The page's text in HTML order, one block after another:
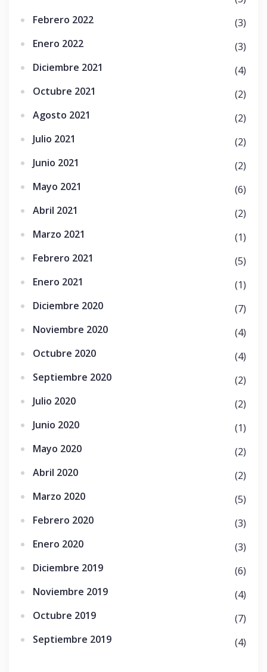
Febrero 2022
(3)
Enero 2022
(3)
Diciembre 2021
(4)
Octubre 2021
(2)
Agosto 2021
(2)
Julio 2021
(2)
Junio 2021
(2)
Mayo 2021
(6)
Abril 2021
(2)
Marzo 2021
(1)
Febrero 2021
(5)
Enero 2021
(1)
Diciembre 2020
(7)
Noviembre 2020
(4)
Octubre 2020
(4)
Septiembre 2020
(2)
Julio 2020
(2)
Junio 2020
(1)
Mayo 2020
(2)
Abril 2020
(2)
Marzo 2020
(5)
Febrero 2020
(3)
Enero 2020
(3)
Diciembre 2019
(6)
Noviembre 2019
(4)
Octubre 2019
(7)
Septiembre 2019
(4)